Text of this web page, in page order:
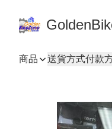
商品 送貨方式付款